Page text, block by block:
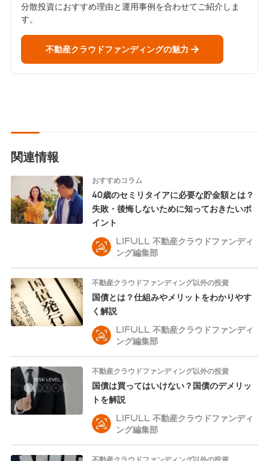
分散投資におすすめ理由と運用事例を合わせてご紹介しま
す。
不動産クラウドファンディングの魅力
関連情報
おすすめコラム
40歳のセミリタイアに必要な貯金額とは？
失敗・後悔しないために知っておきたいポ
イント
LIFULL 不動産クラウドファンディ
ング編集部
不動産クラウドファンディング以外の投資
国債とは？仕組みやメリットをわかりやす
く解説
LIFULL 不動産クラウドファンディ
ング編集部
不動産クラウドファンディング以外の投資
国債は買ってはいけない？国債のデメリッ
トを解説
LIFULL 不動産クラウドファンディ
ング編集部
不動産クラウドファンディング以外の投資